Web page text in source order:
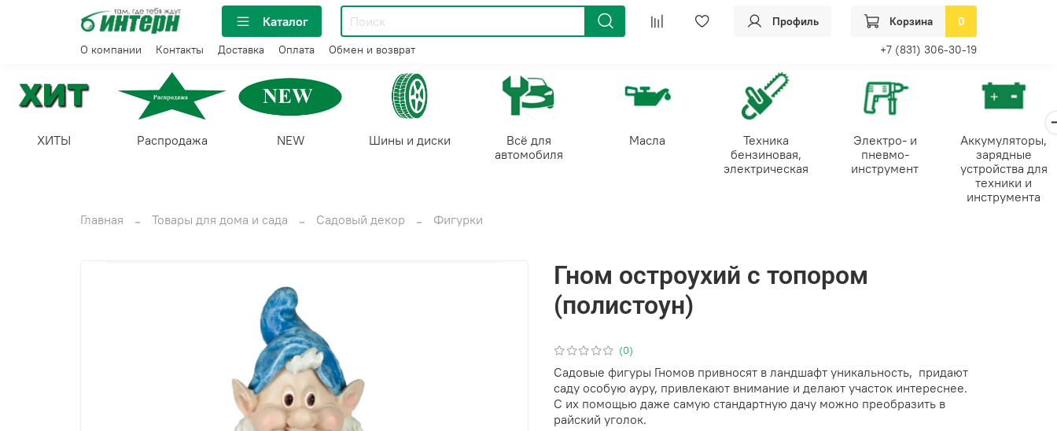
Каталог Профиль Корзина 0
О компании Контакты Доставка Оплата Обмен и возврат +7 (831) 306-30-19
ХИТЫ Распродажа NEW Шины и диски
Всё для
автомобиля
Масла
Техника
бензиновая,
электрическая
Электро- и
пневмо-
инструмент
Аккумуляторы,
зарядные
устройства для
техники и
инструмента
Главная
Товары для дома и сада Садовый декор Фигурки
(0)
Гном остроухий с топором
(полистоун)
Садовые фигуры Гномов привносят в ландшафт уникальность, придают
саду особую ауру, привлекают внимание и делают участок интереснее.
С их помощью даже самую стандартную дачу можно преобразить в
райский уголок.